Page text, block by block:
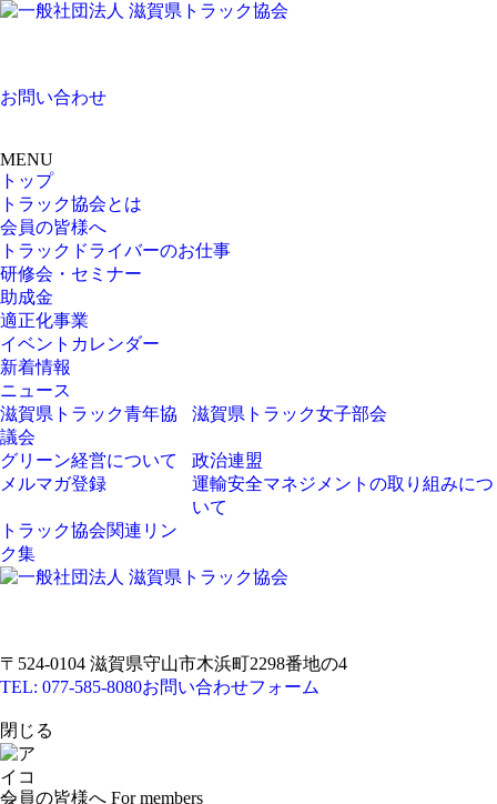
お問い合わせ
MENU
トップ
トラック協会とは
会員の皆様へ
トラックドライバーのお仕事
研修会・セミナー
助成金
適正化事業
イベントカレンダー
新着情報
ニュース
滋賀県トラック青年協
議会
滋賀県トラック女子部会
グリーン経営について
政治連盟
メルマガ登録
運輸安全マネジメントの取り組みにつ
いて
トラック協会関連リン
ク集
〒524-0104 滋賀県守山市木浜町2298番地の4
TEL: 077-585-8080お問い合わせフォーム
閉じる
会員の皆様へ For members